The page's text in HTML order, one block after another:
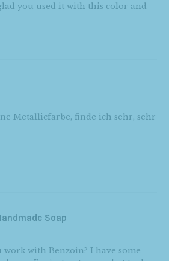
you used it with this color and
Metallicfarbe, finde ich sehr, sehr
Soap
with Benzoin? I have some